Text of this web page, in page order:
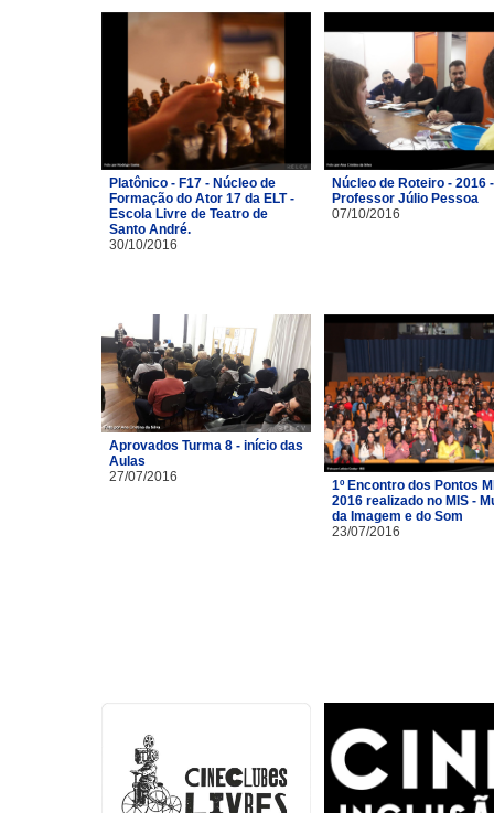
Platônico - F17 - Núcleo de
Formação do Ator 17 da ELT -
Escola Livre de Teatro de
Santo André.
30/10/2016
Núcleo de Roteiro - 2016 -
Professor Júlio Pessoa
07/10/2016
Aprovados Turma 8 - início das
Aulas
27/07/2016
1º Encontro dos Pontos
2016 realizado no MIS -
da Imagem e do Som
23/07/2016